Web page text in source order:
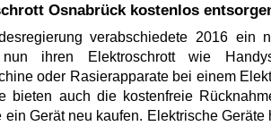
Osnabrück kostenlos
verabschiedete 2016 ein
ihren Elektroschrott wie
oder Rasierapparate bei einem
bieten auch die kostenfreie
ein Gerät neu kaufen. Elektrische